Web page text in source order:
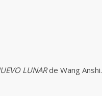
LUNARde Wang Anshi.